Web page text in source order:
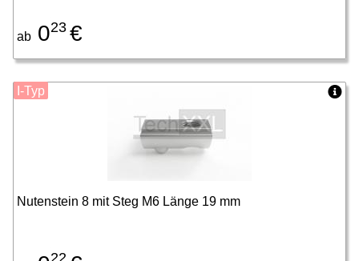
ab 023 €
Nutenstein 8 mit Steg M6 Länge 19 mm
22
I-Typ